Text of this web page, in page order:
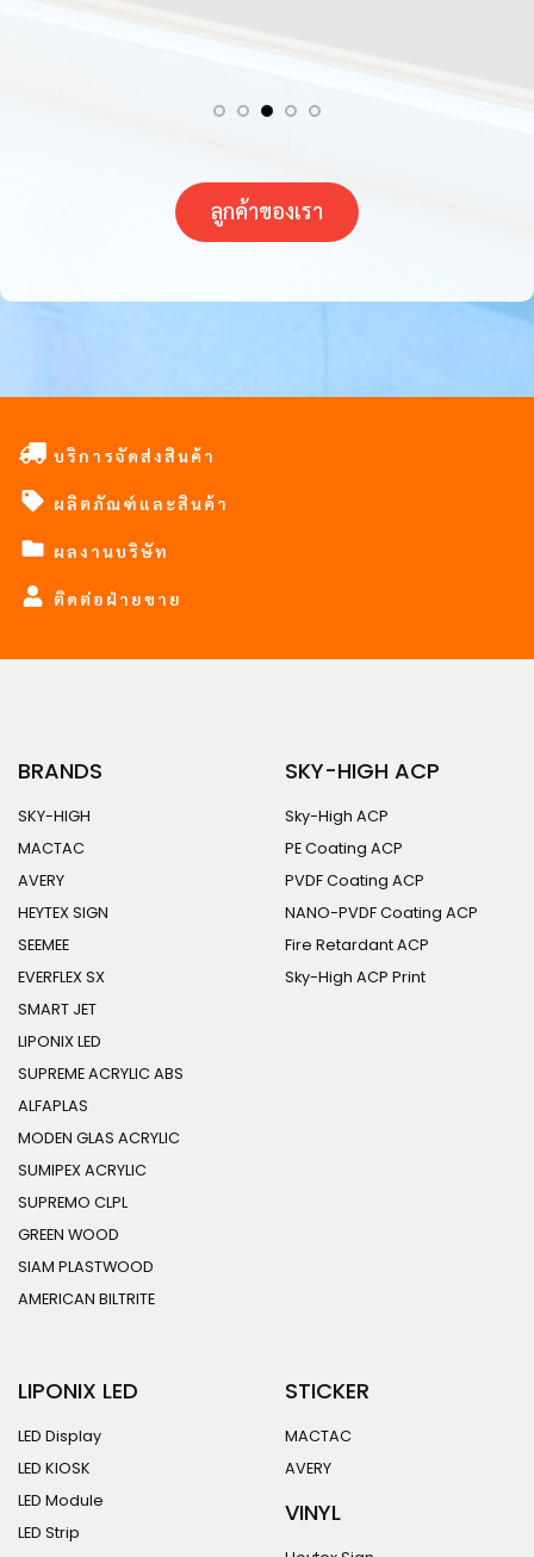
ลูกค้าของเรา
บริการจัดส่งสินค้า
ผลิตภัณฑ์และสินค้า
ผลงานบริษัท
ติดต่อฝ่ายขาย
BRANDS
SKY-HIGH
MACTAC
AVERY
HEYTEX SIGN
SEEMEE
EVERFLEX SX
SMART JET
LIPONIX LED
SUPREME ACRYLIC ABS
ALFAPLAS
MODEN GLAS ACRYLIC
SUMIPEX ACRYLIC
SUPREMO CLPL
GREEN WOOD
SIAM PLASTWOOD
AMERICAN BILTRITE
SKY-HIGH ACP
Sky-High ACP
PE Coating ACP
PVDF Coating ACP
NANO-PVDF Coating ACP
Fire Retardant ACP
Sky-High ACP Print
LIPONIX LED
LED Display
LED KIOSK
LED Module
LED Strip
STICKER
MACTAC
AVERY
VINYL